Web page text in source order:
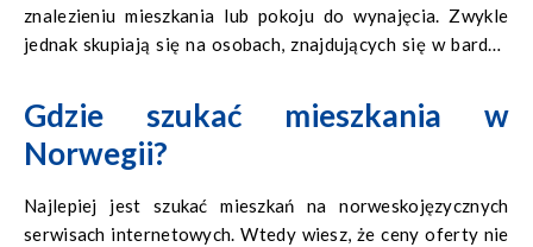
znalezieniu mieszkania lub pokoju do wynajęcia. Zwykle
jednak skupiają się na osobach, znajdujących się w bardzo
mieszkania, ani na samodzielne wynajęcie mieszkania na
rynku prywatnym.
Gdzie szukać mieszkania w
Norwegii?
Najlepiej jest szukać mieszkań na norweskojęzycznych
serwisach internetowych. Wtedy wiesz, że ceny oferty nie